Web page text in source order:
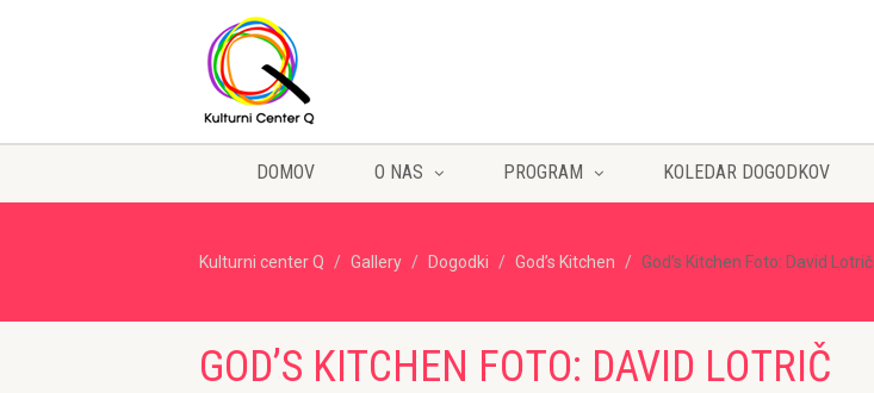
DOMOV O NAS PROGRAM KOLEDAR DOGODKOV
Kulturni center Q Gallery Dogodki God’s Kitchen God’s Kitchen Foto: David Lotrič
GOD’S KITCHEN FOTO: DAVID LOTRIČ